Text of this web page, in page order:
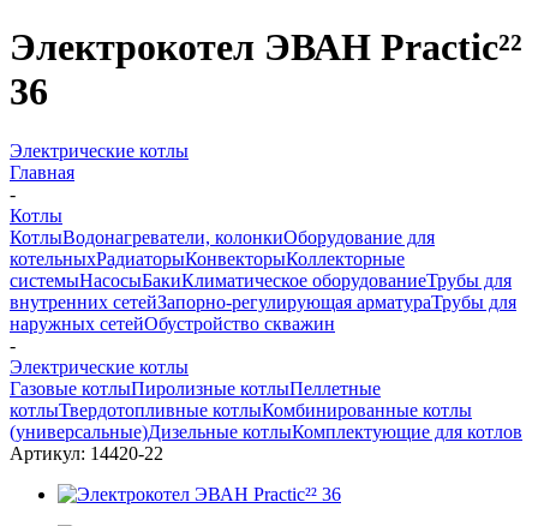
Электрокотел ЭВАН Practic²²
36
Электрические котлы
Главная
-
Котлы
КотлыВодонагреватели, колонкиОборудование для
котельныхРадиаторыКонвекторыКоллекторные
системыНасосыБакиКлиматическое оборудованиеТрубы для
внутренних сетейЗапорно-регулирующая арматураТрубы для
наружных сетейОбустройство скважин
-
Электрические котлы
Газовые котлыПиролизные котлыПеллетные
котлыТвердотопливные котлыКомбинированные котлы
(универсальные)Дизельные котлыКомплектующие для котлов
Артикул: 14420-22